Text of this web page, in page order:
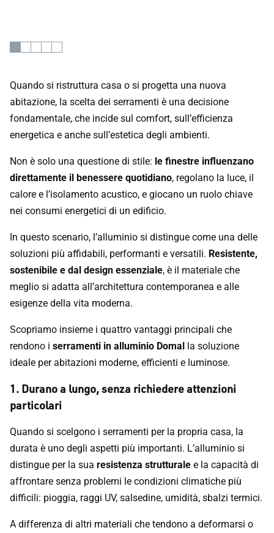
Quando si ristruttura casa o si progetta una nuova
abitazione, la scelta dei serramenti è una decisione
fondamentale, che incide sul comfort, sull’efficienza
energetica e anche sull’estetica degli ambienti.
Non è solo una questione di stile: le finestre influenzano
direttamente il benessere quotidiano, regolano la luce, il
calore e l’isolamento acustico, e giocano un ruolo chiave
nei consumi energetici di un edificio.
In questo scenario, l’alluminio si distingue come una delle
soluzioni più affidabili, performanti e versatili. Resistente,
sostenibile e dal design essenziale, è il materiale che
meglio si adatta all’architettura contemporanea e alle
esigenze della vita moderna.
Scopriamo insieme i quattro vantaggi principali che
rendono i serramenti in alluminio Domal la soluzione
ideale per abitazioni moderne, efficienti e luminose.
1. Durano a lungo, senza richiedere attenzioni
particolari
Quando si scelgono i serramenti per la propria casa, la
durata è uno degli aspetti più importanti. L’alluminio si
distingue per la sua resistenza strutturale e la capacità di
affrontare senza problemi le condizioni climatiche più
difficili: pioggia, raggi UV, salsedine, umidità, sbalzi termici.
A differenza di altri materiali che tendono a deformarsi o